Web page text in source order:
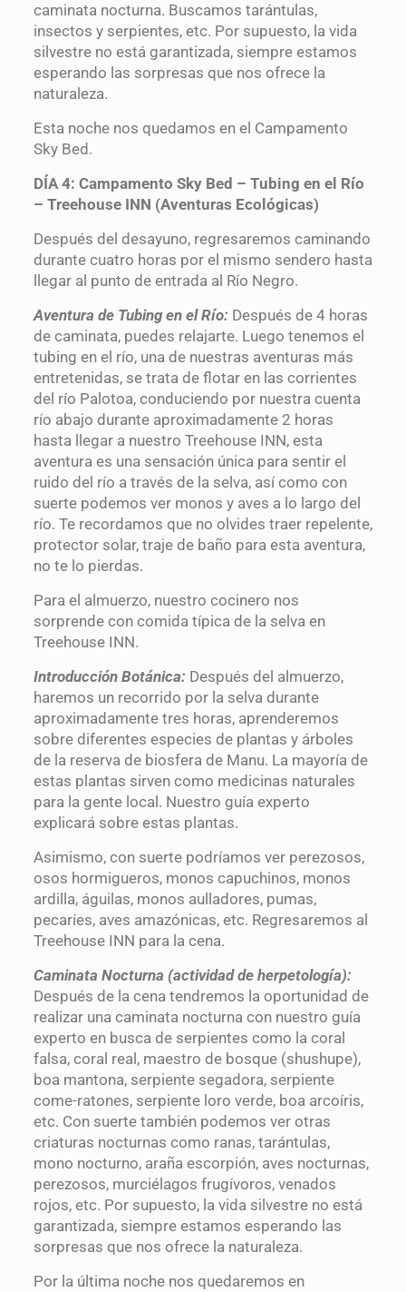
caminata nocturna. Buscamos tarántulas,
insectos y serpientes, etc. Por supuesto, la vida
silvestre no está garantizada, siempre estamos
esperando las sorpresas que nos ofrece la
naturaleza.
Esta noche nos quedamos en el Campamento
Sky Bed.
DÍA 4: Campamento Sky Bed – Tubing en el Río
– Treehouse INN (Aventuras Ecológicas)
Después del desayuno, regresaremos caminando
durante cuatro horas por el mismo sendero hasta
llegar al punto de entrada al Río Negro.
Aventura de Tubing en el Río: Después de 4 horas
de caminata, puedes relajarte. Luego tenemos el
tubing en el río, una de nuestras aventuras más
entretenidas, se trata de flotar en las corrientes
del río Palotoa, conduciendo por nuestra cuenta
río abajo durante aproximadamente 2 horas
hasta llegar a nuestro Treehouse INN, esta
aventura es una sensación única para sentir el
ruido del río a través de la selva, así como con
suerte podemos ver monos y aves a lo largo del
río. Te recordamos que no olvides traer repelente,
protector solar, traje de baño para esta aventura,
no te lo pierdas.
Para el almuerzo, nuestro cocinero nos
sorprende con comida típica de la selva en
Treehouse INN.
Introducción Botánica: Después del almuerzo,
haremos un recorrido por la selva durante
aproximadamente tres horas, aprenderemos
sobre diferentes especies de plantas y árboles
de la reserva de biosfera de Manu. La mayoría de
estas plantas sirven como medicinas naturales
para la gente local. Nuestro guía experto
explicará sobre estas plantas.
Asimismo, con suerte podríamos ver perezosos,
osos hormigueros, monos capuchinos, monos
ardilla, águilas, monos aulladores, pumas,
pecaríes, aves amazónicas, etc. Regresaremos al
Treehouse INN para la cena.
Caminata Nocturna (actividad de herpetología):
Después de la cena tendremos la oportunidad de
realizar una caminata nocturna con nuestro guía
experto en busca de serpientes como la coral
falsa, coral real, maestro de bosque (shushupe),
boa mantona, serpiente segadora, serpiente
come-ratones, serpiente loro verde, boa arcoíris,
etc. Con suerte también podemos ver otras
criaturas nocturnas como ranas, tarántulas,
mono nocturno, araña escorpión, aves nocturnas,
perezosos, murciélagos frugívoros, venados
rojos, etc. Por supuesto, la vida silvestre no está
garantizada, siempre estamos esperando las
sorpresas que nos ofrece la naturaleza.
Por la última noche nos quedaremos en